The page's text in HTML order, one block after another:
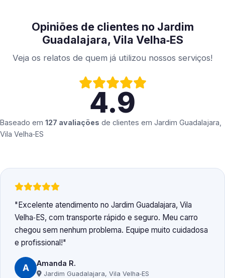
Opiniões de clientes no Jardim
Guadalajara, Vila Velha‑ES
Veja os relatos de quem já utilizou nossos serviços!
4.9
Baseado em 127 avaliações de clientes em Jardim Guadalajara,
Vila Velha‑ES
Excelente atendimento no Jardim Guadalajara, Vila
Velha‑ES, com transporte rápido e seguro. Meu carro
chegou sem nenhum problema. Equipe muito cuidadosa
e profissional!
A Amanda R.
Jardim Guadalajara, Vila Velha‑ES